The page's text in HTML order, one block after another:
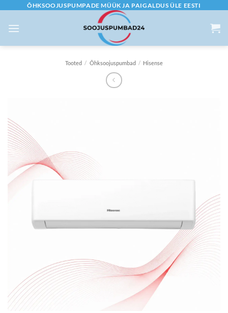
content
ÕHKSOOJUSPUMPADE MÜÜK JA PAIGALDUS ÜLE EESTI
Tooted / Õhksoojuspumbad / Hisense